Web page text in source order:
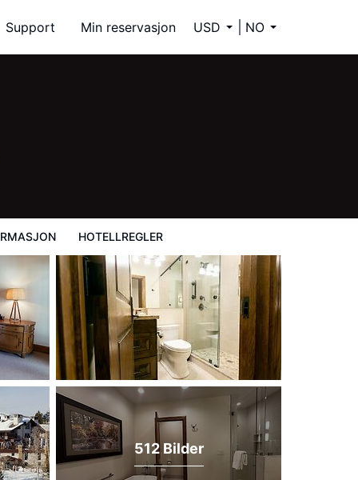
Support Min reservasjon USD NO
HOTELLREGLER
512 Bilder